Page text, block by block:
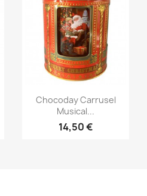
Vista rápida
Chocoday Carrusel
Musical...
14,50 €